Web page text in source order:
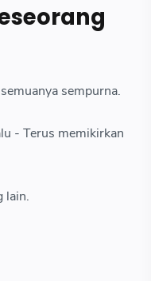
sempurna.
- Terus memikirkan
lain.